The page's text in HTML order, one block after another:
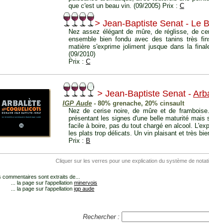
que c'est un beau vin. (09/2005) Prix : C
> Jean-Baptiste Senat - Le
Nez assez élégant de mûre, de réglisse, de
ensemble bien fondu avec des tanins très
matière s'exprime joliment jusque dans la
(09/2010)
Prix : C
> Jean-Baptiste Senat -
IGP Aude - 80% grenache, 20% cinsault
Nez de cerise noire, de mûre et de
présentant les signes d'une belle maturité
facile à boire, pas du tout chargé en alcool.
les plats trop délicats. Un vin plaisant et très
Prix : B
Cliquer sur les verres pour une explication du système de
commentaires sont extraits de...
... la page sur l'appellation minervois
... la page sur l'appellation igp aude
Rechercher :